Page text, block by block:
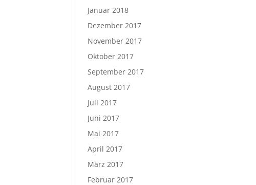
Januar 2018
Dezember 2017
November 2017
Oktober 2017
September 2017
August 2017
Juli 2017
Juni 2017
Mai 2017
April 2017
März 2017
Februar 2017